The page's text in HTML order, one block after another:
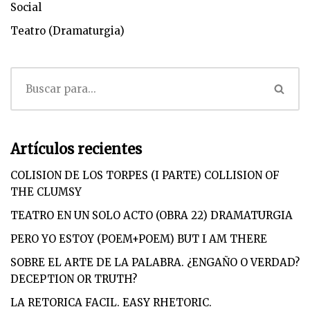
Social
Teatro (Dramaturgia)
Artículos recientes
COLISION DE LOS TORPES (I PARTE) COLLISION OF
THE CLUMSY
TEATRO EN UN SOLO ACTO (OBRA 22) DRAMATURGIA
PERO YO ESTOY (POEM+POEM) BUT I AM THERE
SOBRE EL ARTE DE LA PALABRA. ¿ENGAÑO O VERDAD?
DECEPTION OR TRUTH?
LA RETORICA FACIL. EASY RHETORIC.